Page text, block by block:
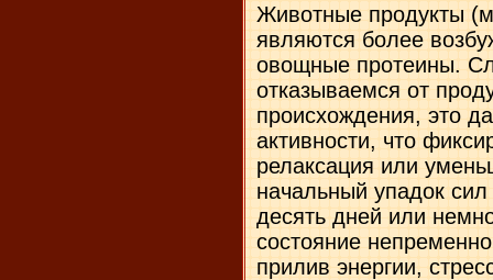
Животные продукты
являются более
овощные протеины.
отказываемся от
происхождения, это
активности, что
релаксация или
начальный упадок
десять дней или
состояние
прилив энергии,